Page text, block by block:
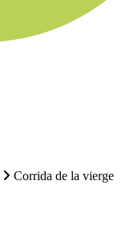
Corrida de la vierge